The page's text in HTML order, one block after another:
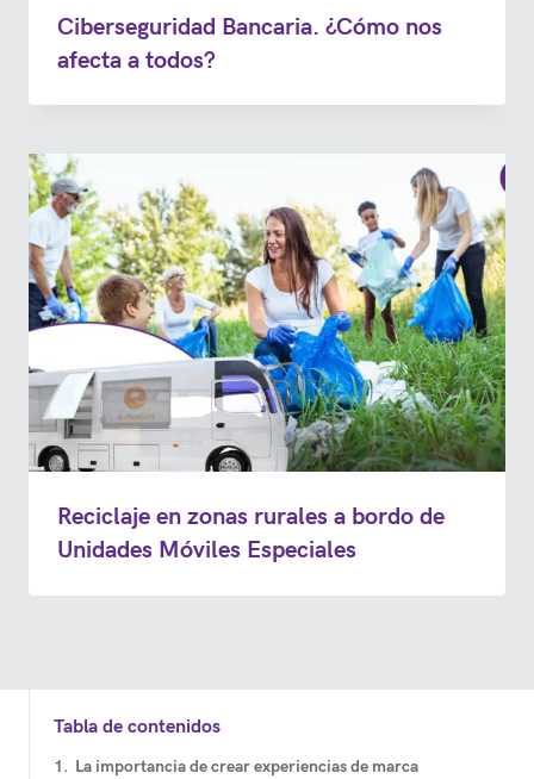
Ciberseguridad Bancaria. ¿Cómo nos
afecta a todos?
Reciclaje en zonas rurales a bordo de
Unidades Móviles Especiales
Tabla de contenidos
La importancia de crear experiencias de marca